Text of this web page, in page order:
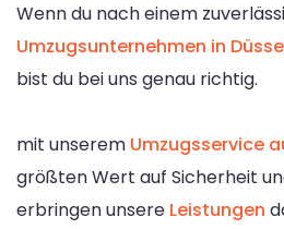
Wenn du nach einem
Umzugsunternehmen in
bist du bei uns genau richtig.
mit unserem Umzugsservice
größten Wert auf Sicherheit
erbringen unsere Leistungen